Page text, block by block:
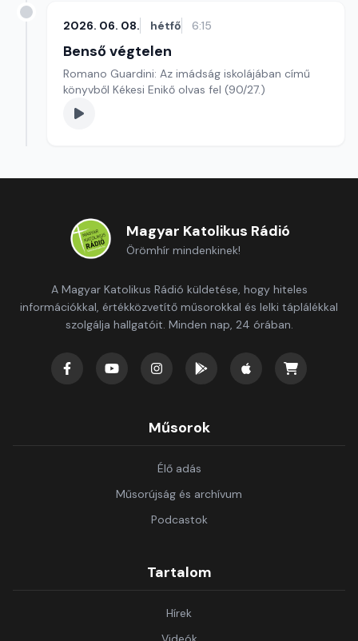
2026. 06. 08. hétfő 6:15
Benső végtelen
Romano Guardini: Az imádság iskolájában című
könyvből Kékesi Enikő olvas fel (90/27.)
Magyar Katolikus Rádió
Örömhír mindenkinek!
A Magyar Katolikus Rádió küldetése, hogy hiteles
információkkal, értékközvetítő műsorokkal és lelki táplálékkal
szolgálja hallgatóit. Minden nap, 24 órában.
Műsorok
Élő adás
Műsorújság és archívum
Podcastok
Tartalom
Hírek